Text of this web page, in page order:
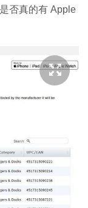
否真的有 Apple